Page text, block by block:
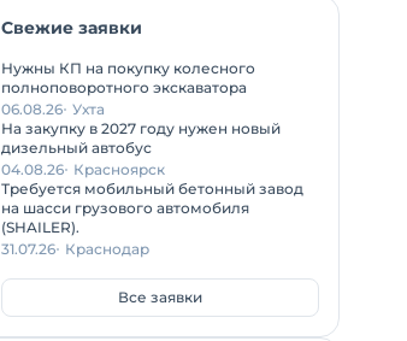
Свежие заявки
Нужны КП на покупку колесного
полноповоротного экскаватора
06.08.26 Ухта
На закупку в 2027 году нужен новый
дизельный автобус
04.08.26 Красноярск
Требуется мобильный бетонный завод
на шасси грузового автомобиля
(SHAILER).
31.07.26 Краснодар
Все заявки